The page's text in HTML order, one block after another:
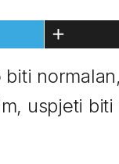
biti
uspjeti